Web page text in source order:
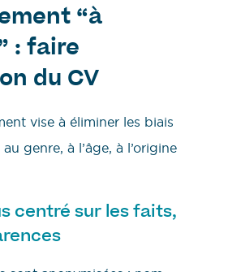
“à
: faire
du CV
vise à éliminer les biais
genre, à l’âge, à l’origine
centré sur les faits,